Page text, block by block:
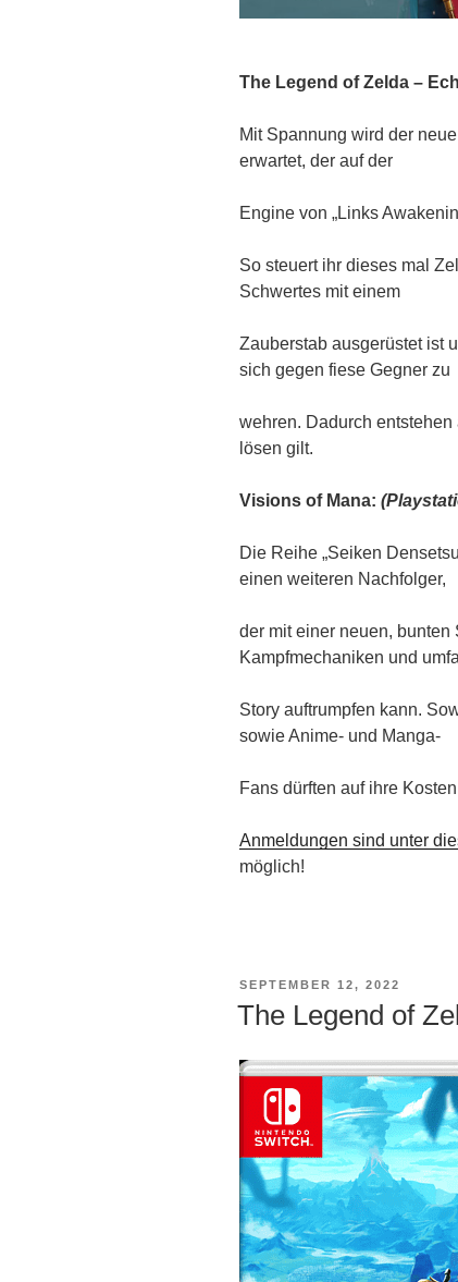
The Legend of Zelda –
Mit Spannung wird der
erwartet, der auf der
Engine von „Links
So steuert ihr dieses mal
Schwertes mit einem
Zauberstab ausgerüstet ist
sich gegen fiese Gegner zu
wehren. Dadurch
lösen gilt.
Visions of Mana:
Die Reihe „Seiken
einen weiteren Nachfolger,
der mit einer neuen,
Kampfmechaniken und
Story auftrumpfen kann.
sowie Anime- und Manga-
Fans dürften auf ihre
Anmeldungen sind unter
möglich!
VERÖFFENTLICHT
SEPTEMBER 12, 2022
The Legend of